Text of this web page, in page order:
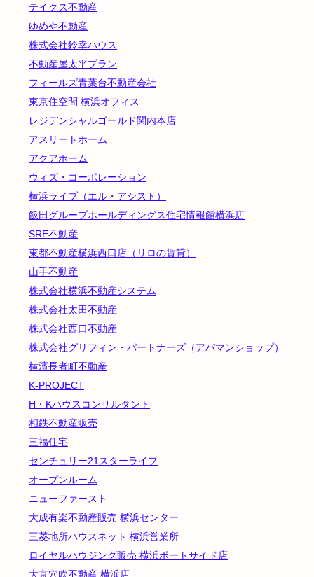
テイクス不動産
ゆめや不動産
株式会社鈴幸ハウス
不動産屋太平プラン
フィールズ青葉台不動産会社
東京住空間 横浜オフィス
レジデンシャルゴールド関内本店
アスリートホーム
アクアホーム
ウィズ・コーポレーション
横浜ライブ（エル・アシスト）
飯田グループホールディングス住宅情報館横浜店
SRE不動産
東都不動産横浜西口店（リロの賃貸）
山手不動産
株式会社横浜不動産システム
株式会社太田不動産
株式会社西口不動産
株式会社グリフィン・パートナーズ（アパマンショップ）
横濱長者町不動産
K-PROJECT
H・Kハウスコンサルタント
相鉄不動産販売
三福住宅
センチュリー21スターライフ
オープンルーム
ニューファースト
大成有楽不動産販売 横浜センター
三菱地所ハウスネット 横浜営業所
ロイヤルハウジング販売 横浜ポートサイド店
大京穴吹不動産 横浜店